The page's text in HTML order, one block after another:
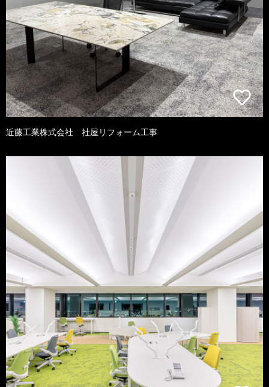
近藤工業株式会社 社屋リフォーム工事